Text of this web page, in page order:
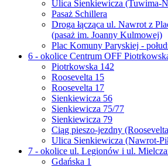
Ulica Sienkiewicza (Tuwima-
Pasaż Schillera
Droga łącząca ul. Nawrot z
(pasaż im. Joanny Kulmowej)
Plac Komuny Paryskiej -
6 - okolice Centrum OFF
Piotrkowska 142
Roosevelta 15
Roosevelta 17
Sienkiewicza 56
Sienkiewicza 75/77
Sienkiewicza 79
Ciąg pieszo-jezdny
Ulica Sienkiewicza (Nawrot-
7 - okolice ul. Legionów i ul.
Gdańska 1